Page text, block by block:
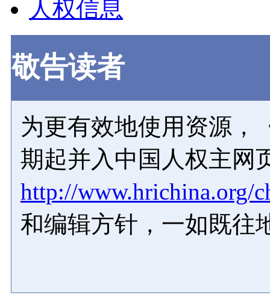
人权信息
敬告读者
为更有效地使用资源，
期起并入中国人权主网
http://www.hrichina.org/
和编辑方针，一如既往